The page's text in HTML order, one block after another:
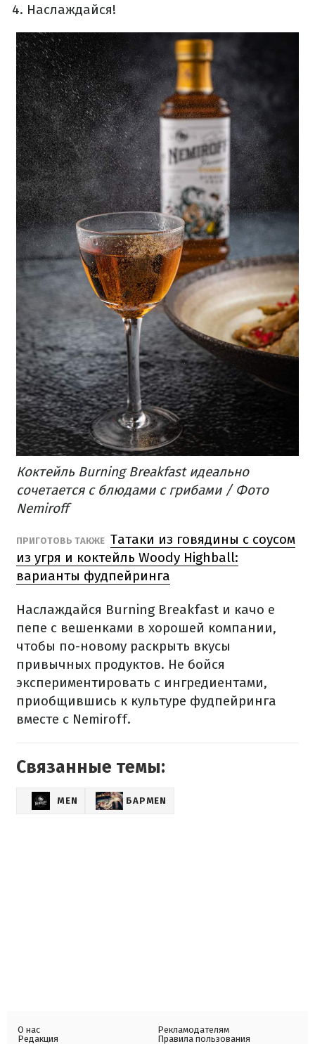
Наслаждайся!
Коктейль Burning Breakfast идеально
сочетается с блюдами с грибами / Фото
Nemiroff
ПРИГОТОВЬ ТАКЖЕ Татаки из говядины с соусом
из угря и коктейль Woody Highball:
варианты фудпейринга
Наслаждайся Burning Breakfast и качо е
пепе с вешенками в хорошей компании,
чтобы по-новому раскрыть вкусы
привычных продуктов. Не бойся
экспериментировать с ингредиентами,
приобщившись к культуре фудпейринга
вместе с Nemiroff.
Связанные темы:
MEN БАРMEN
О нас
Редакция
Рекламодателям
Правила пользования